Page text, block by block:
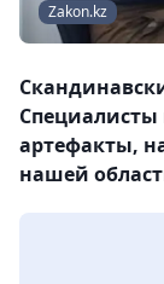
Zakon.kz
артефакты,
нашей